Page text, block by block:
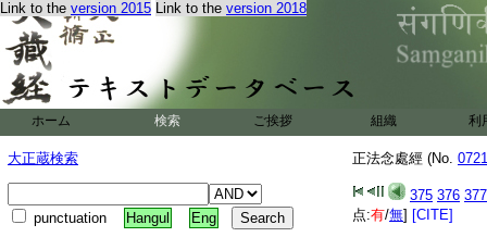
Link to the version 2015 Link to the version 2018
ホーム 検索 ご挨拶 組織 利
大正蔵検索
punctuation Hangul Eng
正法念處經 (No.
375 376 377
点:有/無] [CITE]
眼。觀閻浮提人種
是。以善業故。純
如閻浮檀金。其身
閻浮提人。閻浮提
二天下人世界中。
提國。如閻浮提人
婆提人諸入所見。
天眼。見弗婆提人
浮提中猫虎兕馬角
衆色。弗婆提人。
界。能見一切麁細